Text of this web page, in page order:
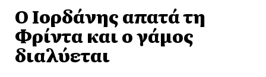
Ο Ιορδάνης απατά τη
Φρίντα και ο γάμος
διαλύεται